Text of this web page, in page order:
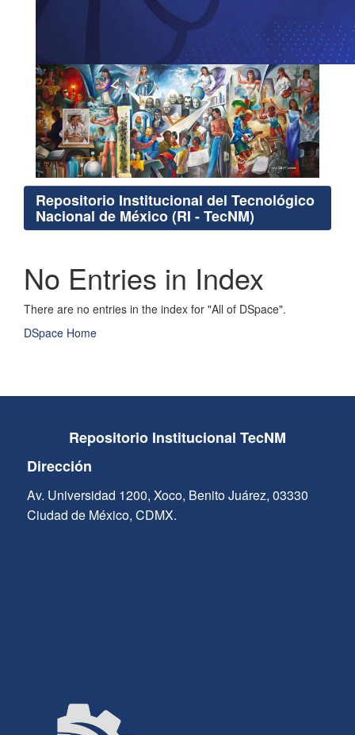
Repositorio Institucional del Tecnológico
Nacional de México (RI - TecNM)
No Entries in Index
There are no entries in the index for "All of DSpace".
DSpace Home
Repositorio Institucional TecNM
Dirección
Av. Universidad 1200, Xoco, Benito Juárez, 03330
Ciudad de México, CDMX.